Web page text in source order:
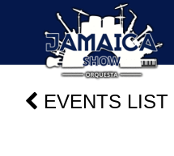
EVENTS LIST